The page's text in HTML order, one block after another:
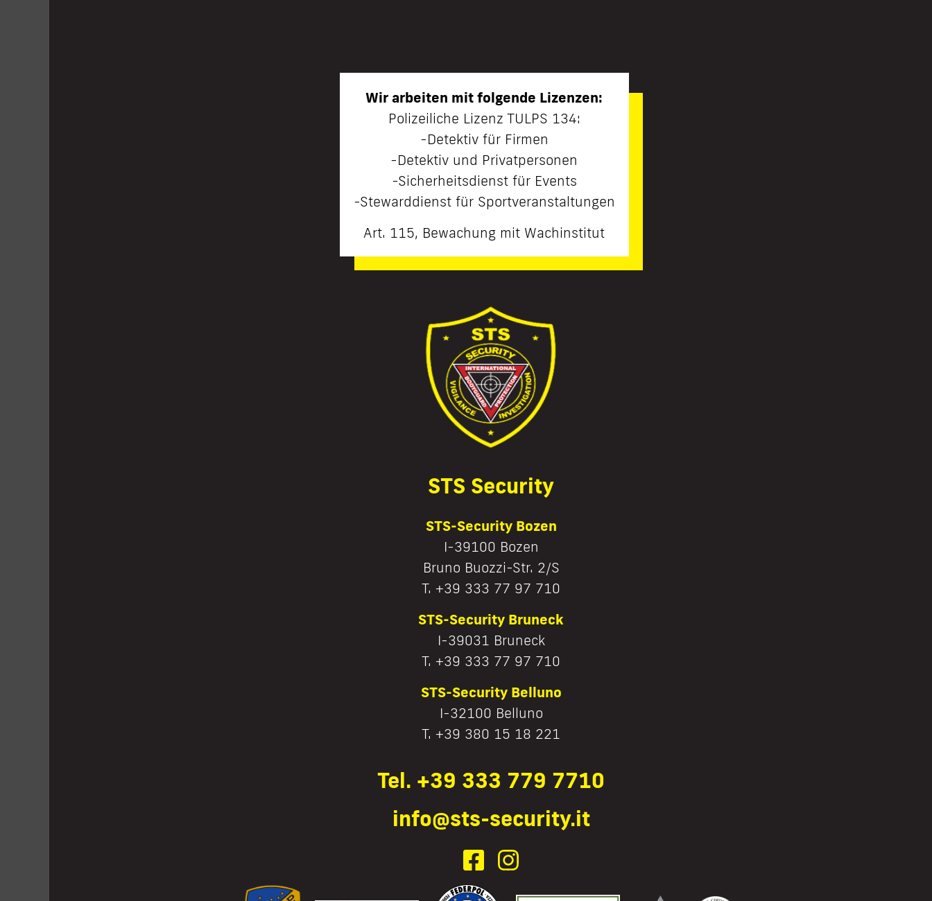
Wir arbeiten mit folgende Lizenzen:
Polizeiliche Lizenz TULPS 134:
-Detektiv für Firmen
-Detektiv und Privatpersonen
-Sicherheitsdienst für Events
-Stewarddienst für Sportveranstaltungen
Art. 115, Bewachung mit Wachinstitut
STS Security
STS-Security Bozen
I-39100 Bozen
Bruno Buozzi-Str. 2/S
T. +39 333 77 97 710
STS-Security Bruneck
I-39031 Bruneck
T. +39 333 77 97 710
STS-Security Belluno
I-32100 Belluno
T. +39 380 15 18 221
Tel. +39 333 779 7710
info@sts-security.it